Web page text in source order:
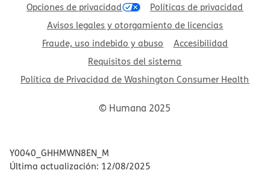
Opciones de privacidad​​
Políticas de privacidad​​
Avisos legales y otorgamiento de licencias​​
Fraude, uso indebido y abuso​​
Accesibilidad​​
Requisitos del sistema​​
Política de Privacidad de Washington Consumer Health​​
© Humana 2025​​
Y0040_GHHMWN8EN_M​​
Última actualización: 12/08/2025​​